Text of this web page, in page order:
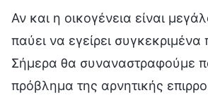
Αν και η οικογένεια είναι
παύει να εγείρει
Σήμερα θα συναναστραφούμε
πρόβλημα της αρνητικής